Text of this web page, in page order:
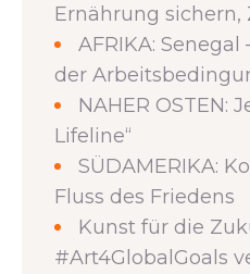
Ernährung
AFRIKA: Senegal
der
NAHER OSTEN:
Lifeline“
SÜDAMERIKA:
Fluss des Friedens
Kunst für die
#Art4GlobalGoals